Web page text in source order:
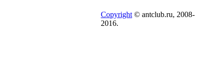
Copyright © antclub.ru, 2008-
2016.